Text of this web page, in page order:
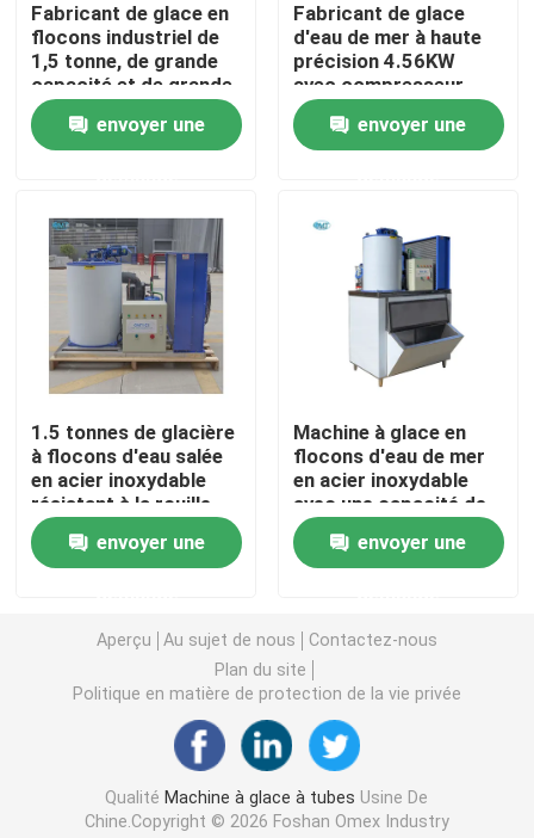
Nous contacter
Demandez un devis
Machine à glace à tubes
machine à glace à gros cubes
Machine de bloc de glace d'eau salée
Machine de refroidissement directe de bloc de glace
Machine à glace d'eau douce de flocon
machine à glace commerciale de cube
Machine à glaçons à plaques
Un congélateur rapide
Fabricant de glace en
flocons industriel de
1,5 tonne, de grande
capacité et de grande
fiabilité
envoyer une
Fabricant de glace
d'eau de mer à haute
précision 4.56KW
avec compresseur
Bitzer
envoyer une
1.5 tonnes de glacière
à flocons d'eau salée
en acier inoxydable
résistant à la rouille
pour le
refroidissement des
poissons
envoyer une
Machine à glace en
flocons d'eau de mer
en acier inoxydable
avec une capacité de
stockage de 1500 kg
envoyer une
Aperçu Au sujet de nous
Contactez-nous
Plan du site
Politique en matière de protection de la vie privée
Qualité Machine à glace à tubes Usine De
Chine.Copyright © 2026 Foshan Omex Industry